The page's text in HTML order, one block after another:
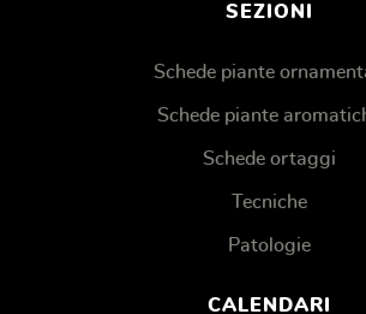
SEZIONI
Schede piante
Schede piante
Schede ortaggi
Tecniche
Patologie
CALENDARI